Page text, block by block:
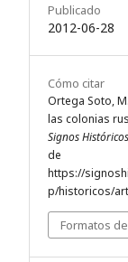
Publicado
2012-06-28
Cómo citar
Ortega Soto,
las colonias
Signos Históricos
de
https://
p/historicos/
Formatos